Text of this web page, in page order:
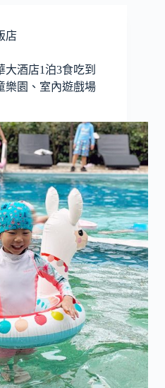
店
大酒店1泊3食吃到
樂園、室內遊戲場